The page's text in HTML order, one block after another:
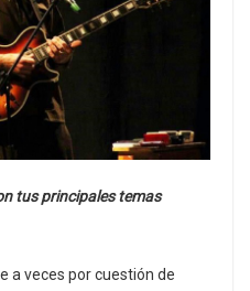
tus principales temas
a veces por cuestión de